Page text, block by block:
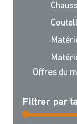
Offres du
Filtrer par